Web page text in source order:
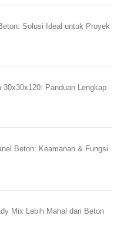
Solusi Ideal untuk Proyek
30x30x120: Panduan Lengkap
Beton: Keamanan & Fungsi
Mix Lebih Mahal dari Beton